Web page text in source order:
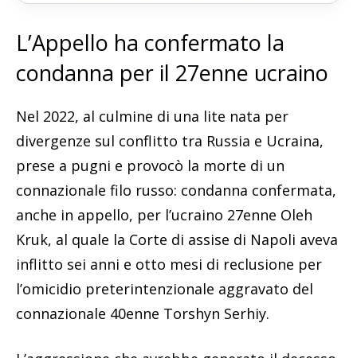
L’Appello ha confermato la
condanna per il 27enne ucraino
Nel 2022, al culmine di una lite nata per
divergenze sul conflitto tra Russia e Ucraina,
prese a pugni e provocò la morte di un
connazionale filo russo: condanna confermata,
anche in appello, per l’ucraino 27enne Oleh
Kruk, al quale la Corte di assise di Napoli aveva
inflitto sei anni e otto mesi di reclusione per
l’omicidio preterintenzionale aggravato del
connazionale 40enne Torshyn Serhiy.